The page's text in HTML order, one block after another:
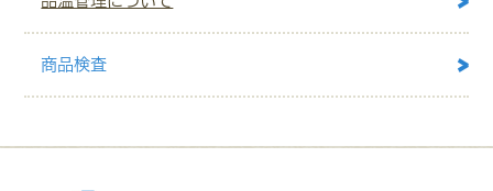
商品検査